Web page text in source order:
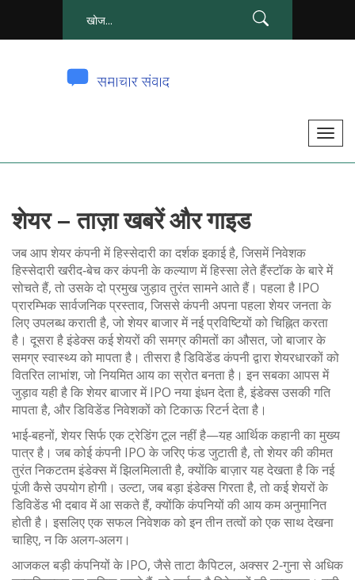
टॉ
लि
क
र
ना
शेयर – ताज़ा खबरें और गाइड
जब आपशेयरकंपनी में हिस्सेदारी का दर्शक इकाई है, जिसमें निवेशक
हिस्सेदारी खरीद‑बेच कर कंपनी के कल्याण में हिस्सा लेते हैंस्टॉकके बारे में
सोचते हैं, तो उसके दो प्रमुख जुड़ाव तुरंत सामने आते हैं। पहला है IPO
प्रारम्भिक सार्वजनिक प्रस्ताव, जिससे कंपनी अपना पहला शेयर जनता के
लिए उपलब्ध कराती है, जो शेयर बाजार में नई प्रविष्टियों को चिह्नित करता
है। दूसरा हैइंडेक्सकई शेयरों की समग्र कीमतों का औसत, जो बाजार के
समग्र स्वास्थ्य को मापता है । तीसरा हैडिविडेंडकंपनी द्वारा शेयरधारकों को
वितरित लाभांश, जो नियमित आय का स्रोत बनता है । इन सबका आपस में
जुड़ाव यही है कि शेयर बाजार में IPO नया इंधन देता है, इंडेक्स उसकी गति
मापता है, और डिविडेंड निवेशकों को टिकाऊ रिटर्न देता है।
भाई‑बहनों, शेयर सिर्फ एक ट्रेडिंग टूल नहीं है—यह आर्थिक कहानी का मुख्य
पात्र है। जब कोई कंपनी IPO के जरिए फंड जुटाती है, तो शेयर की कीमत
तुरंत निकटतम इंडेक्स में झिलमिलाती है, क्योंकि बाज़ार यह देखता है कि नई
पूंजी कैसे उपयोग होगी। उल्टा, जब बड़ा इंडेक्स गिरता है, तो कई शेयरों के
डिविडेंड भी दबाव में आ सकते हैं, क्योंकि कंपनियों की आय कम अनुमानित
होती है। इसलिए एक सफल निवेशक को इन तीन तत्वों को एक साथ देखना
चाहिए, न कि अलग‑अलग।
आजकल बड़ी कंपनियों के IPO, जैसे ताटा कैपिटल, अक्सर 2‑गुना से अधिक